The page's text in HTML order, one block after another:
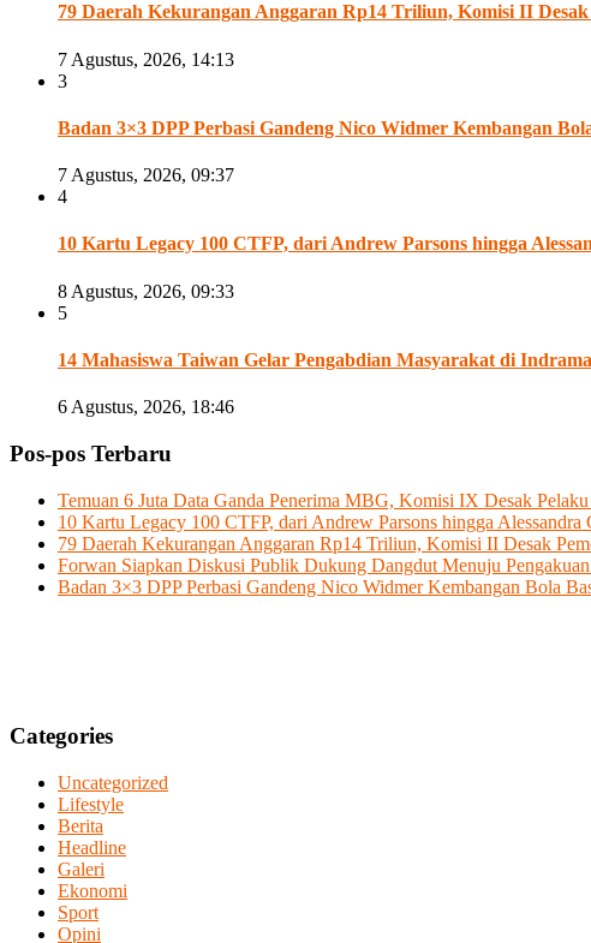
79 Daerah Kekurangan Anggaran Rp14 Triliun, Komisi II
7 Agustus, 2026, 14:13
3
Badan 3×3 DPP Perbasi Gandeng Nico Widmer Kembangan
7 Agustus, 2026, 09:37
4
10 Kartu Legacy 100 CTFP, dari Andrew Parsons hingga
8 Agustus, 2026, 09:33
5
14 Mahasiswa Taiwan Gelar Pengabdian Masyarakat di
6 Agustus, 2026, 18:46
Pos-pos Terbaru
Temuan 6 Juta Data Ganda Penerima MBG, Komisi IX Desak
10 Kartu Legacy 100 CTFP, dari Andrew Parsons hingga Alessandra
79 Daerah Kekurangan Anggaran Rp14 Triliun, Komisi II Desak
Forwan Siapkan Diskusi Publik Dukung Dangdut Menuju
Badan 3×3 DPP Perbasi Gandeng Nico Widmer Kembangan Bola
Categories
Uncategorized
Lifestyle
Berita
Headline
Galeri
Ekonomi
Sport
Opini